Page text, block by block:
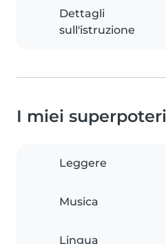
Dettagli
sull'istruzione
I miei
Leggere
Musica
Lingua